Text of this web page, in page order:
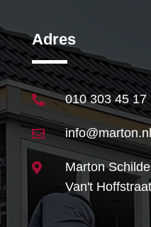
Adres
 010 303 45 17
 info@marton.nl

Marton
Van't